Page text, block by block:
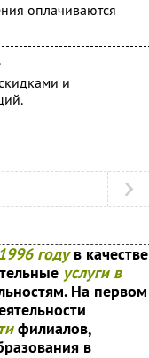
оплачиваются
.
и
годув качестве
услуги в
На первом
филиалов,
в